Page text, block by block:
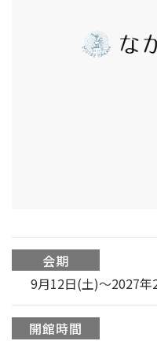
会期
9月12日(土)～2027年
開館時間